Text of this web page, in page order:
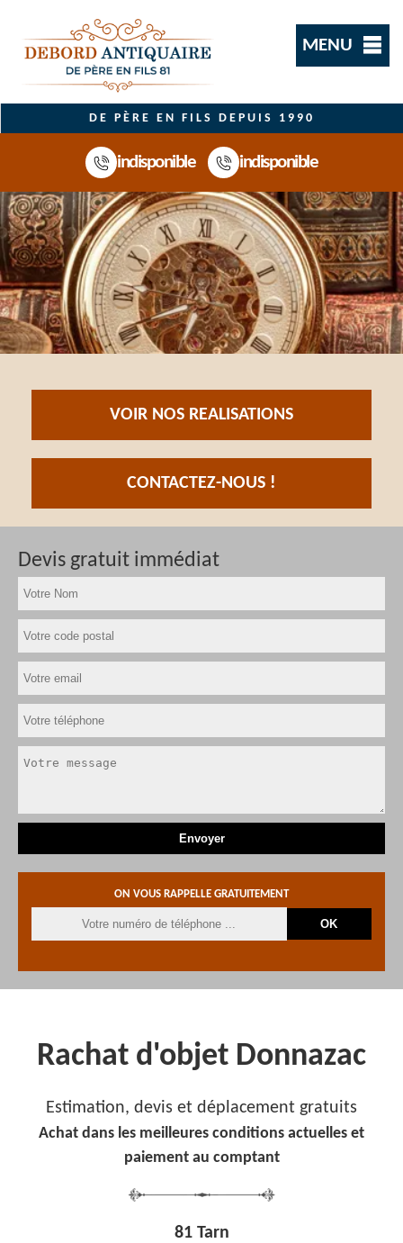
MENU
DE PÈRE EN FILS DEPUIS 1990
indisponible indisponible
VOIR NOS REALISATIONS
CONTACTEZ-NOUS !
Devis gratuit immédiat
ON VOUS RAPPELLE GRATUITEMENT
Rachat d'objet Donnazac
Estimation, devis et déplacement gratuits
Achat dans les meilleures conditions actuelles et
paiement au comptant
81 Tarn